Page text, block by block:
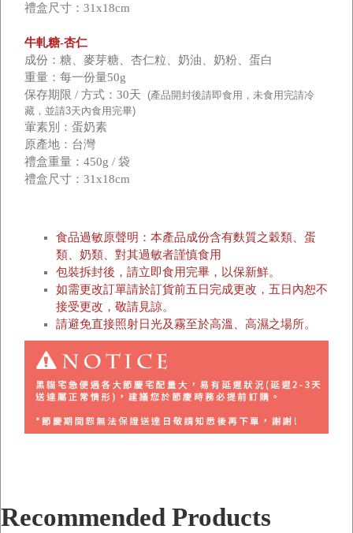
禮盒尺寸：31x18cm
牛軋糖-杏仁
成份：糖、麥芽糖、杏仁粒、奶油、奶粉、蛋白
重量：每一份量50g
保存期限 / 方式：30天 (產品開封後請即食用，未食用完請冷
藏，並請3天內食用完畢)
葷素別：蛋奶素
原產地：台灣
禮盒重量：450g / 袋
禮盒尺寸：31x18cm
食品過敏原聲明：本產品成份含有麩質之穀類、蛋
類、奶類、對其過敏者謹慎食用
包裝拆封後，請立即食用完畢，以保新鮮。
如需更改訂單請於訂貨前五日完成更改，五日內恕不
接受更改，敬請見諒。
請避免直接照射日光及霧至於高溫、高濕之場所。
Recommended Products